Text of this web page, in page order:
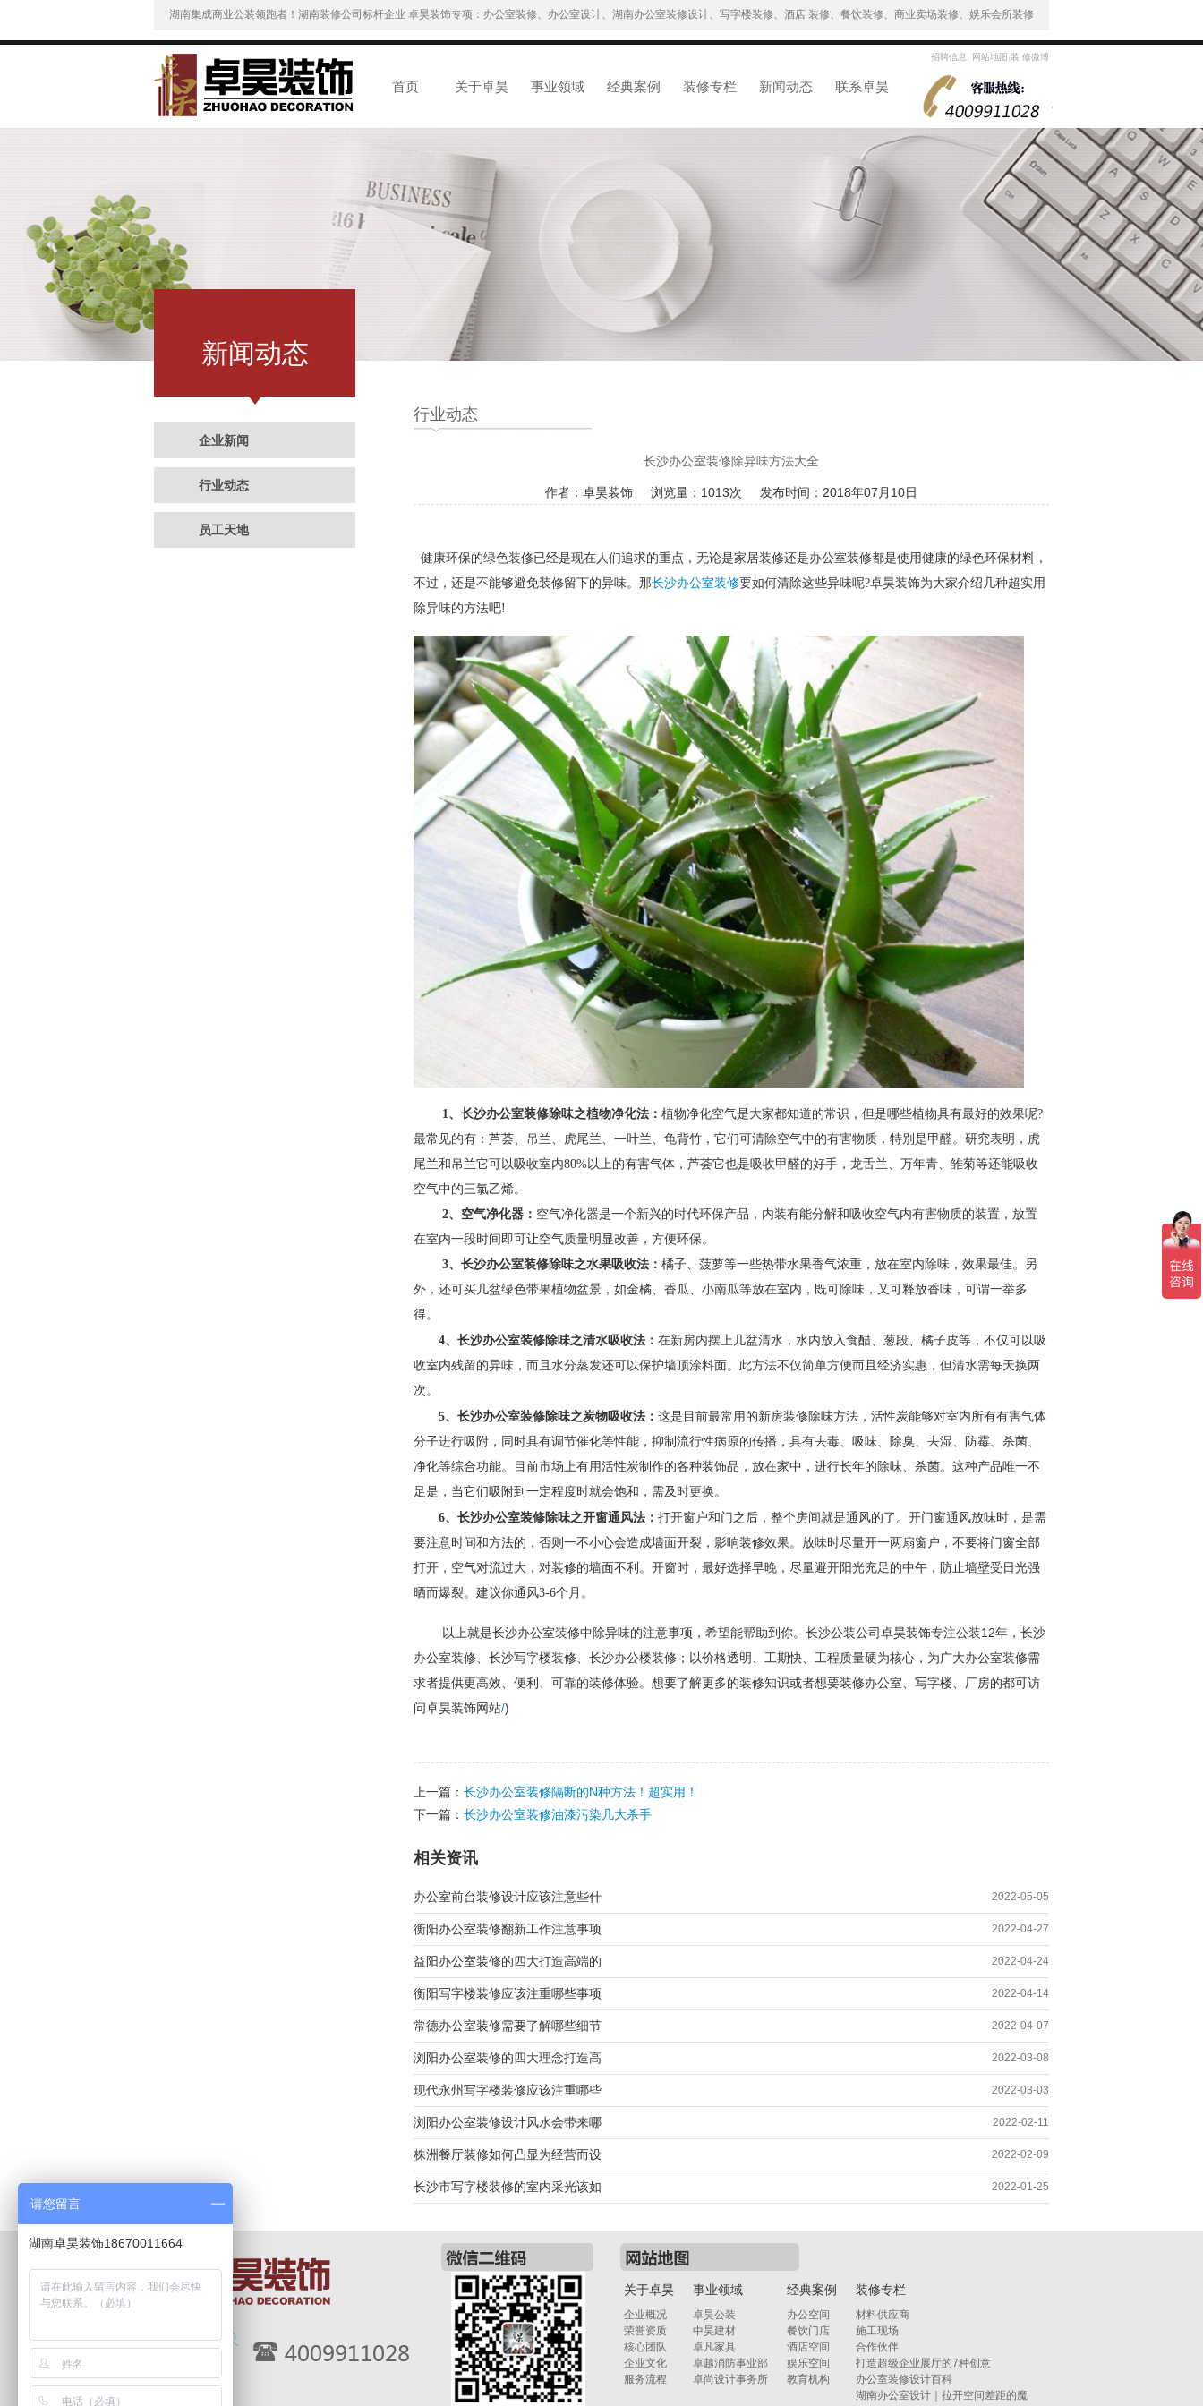
湖南集成商业公装领跑者！湖南装修公司标杆企业 卓昊装饰专项：办公室装修、办公室设计、湖南办公室装修设计、写字楼装修、酒店 装修、餐饮装修、商业卖场装修、娱乐会所装修
首页 关于卓昊 事业领域 经典案例 装修专栏 新闻动态 联系卓昊
招聘信息 | 网站地图 |装 修微博
新闻动态
企业新闻
行业动态
员工天地
行业动态
长沙办公室装修除异味方法大全
作者：卓昊装饰 浏览量： 1013次 发布时间：2018年07月10日
健康环保的绿色装修已经是现在人们追求的重点，无论是家居装修还是办公室装修都是使用健康的绿色环保材料，
不过，还是不能够避免装修留下的异味。那长沙办公室装修要如何清除这些异味呢?卓昊装饰为大家介绍几种超实用
除异味的方法吧!
1、长沙办公室装修除味之植物净化法： 植物净化空气是大家都知道的常识，但是哪些植物具有最好的效果呢?
最常见的有：芦荟、吊兰、虎尾兰、一叶兰、龟背竹，它们可清除空气中的有害物质，特别是甲醛。研究表明，虎
尾兰和吊兰它可以吸收室内80%以上的有害气体，芦荟它也是吸收甲醛的好手，龙舌兰、万年青、雏菊等还能吸收
空气中的三氯乙烯。
2、空气净化器： 空气净化器是一个新兴的时代环保产品，内装有能分解和吸收空气内有害物质的装置，放置
在室内一段时间即可让空气质量明显改善，方便环保。
3、长沙办公室装修除味之水果吸收法： 橘子、菠萝等一些热带水果香气浓重，放在室内除味，效果最佳。另
外，还可买几盆绿色带果植物盆景，如金橘、香瓜、小南瓜等放在室内，既可除味，又可释放香味，可谓一举多
得。
4、长沙办公室装修除味之清水吸收法： 在新房内摆上几盆清水，水内放入食醋、葱段、橘子皮等，不仅可以吸
收室内残留的异味，而且水分蒸发还可以保护墙顶涂料面。此方法不仅简单方便而且经济实惠，但清水需每天换两
次。
5、长沙办公室装修除味之炭物吸收法： 这是目前最常用的新房装修除味方法，活性炭能够对室内所有有害气体
分子进行吸附，同时具有调节催化等性能，抑制流行性病原的传播，具有去毒、吸味、除臭、去湿、防霉、杀菌、
净化等综合功能。目前市场上有用活性炭制作的各种装饰品，放在家中，进行长年的除味、杀菌。这种产品唯一不
足是，当它们吸附到一定程度时就会饱和，需及时更换。
6、长沙办公室装修除味之开窗通风法： 打开窗户和门之后，整个房间就是通风的了。开门窗通风放味时，是需
要注意时间和方法的，否则一不小心会造成墙面开裂，影响装修效果。放味时尽量开一两扇窗户，不要将门窗全部
打开，空气对流过大，对装修的墙面不利。开窗时，最好选择早晚，尽量避开阳光充足的中午，防止墙壁受日光强
晒而爆裂。建议你通风3-6个月。
以上就是长沙办公室装修中除异味的注意事项，希望能帮助到你。长沙公装公司卓昊装饰专注公装12年，长沙
办公室装修、长沙写字楼装修、长沙办公楼装修；以价格透明、工期快、工程质量硬为核心，为广大办公室装修需
求者提供更高效、便利、可靠的装修体验。想要了解更多的装修知识或者想要装修办公室、写字楼、厂房的都可访
问卓昊装饰网站/)
上一篇： 长沙办公室装修隔断的N种方法！超实用！
下一篇： 长沙办公室装修油漆污染几大杀手
相关资讯
办公室前台装修设计应该注意些什 2022-05-05
衡阳办公室装修翻新工作注意事项 2022-04-27
益阳办公室装修的四大打造高端的 2022-04-24
衡阳写字楼装修应该注重哪些事项 2022-04-14
常德办公室装修需要了解哪些细节 2022-04-07
浏阳办公室装修的四大理念打造高 2022-03-08
现代永州写字楼装修应该注重哪些 2022-03-03
浏阳办公室装修设计风水会带来哪 2022-02-11
株洲餐厅装修如何凸显为经营而设 2022-02-09
长沙市写字楼装修的室内采光该如 2022-01-25
关于卓昊
企业概况
荣誉资质
核心团队
企业文化
服务流程
事业领域
卓昊公装
中昊建材
卓凡家具
卓越消防事业部
卓尚设计事务所
经典案例
办公空间
餐饮门店
酒店空间
娱乐空间
教育机构
装修专栏
材料供应商
施工现场
合作伙伴
打造超级企业展厅的7种创意
办公室装修设计百科
湖南办公室设计｜拉开空间差距的魔
请您留言
湖南卓昊装饰18670011664